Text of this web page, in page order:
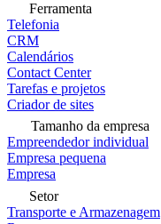
Ferramenta
Telefonia
CRM
Calendários
Contact Center
Tarefas e projetos
Criador de sites
Tamanho da empresa
Empreendedor individual
Empresa pequena
Empresa
Setor
Transporte e Armazenagem